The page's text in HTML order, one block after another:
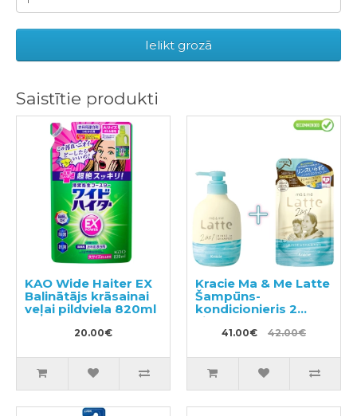
Ielikt grozā
Saistītie produkti
KAO Wide Haiter EX
Balinātājs krāsainai
veļai pildviela 820ml
20.00€
Kracie Ma & Me Latte
Šampūns-
kondicionieris 2
vienā 490ml +
pildviela 360ml
41.00€ 42.00€